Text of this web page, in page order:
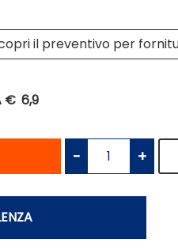
il preventivo per
€ 6,9